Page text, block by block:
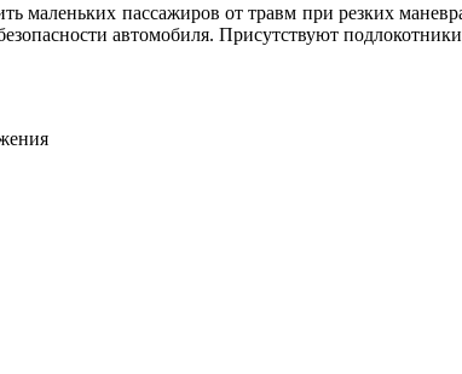
маленьких пассажиров от травм при резких
автомобиля. Присутствуют